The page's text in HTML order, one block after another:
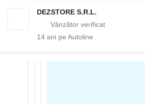
DEZSTORE S.R.L.
14 ani pe Autoline